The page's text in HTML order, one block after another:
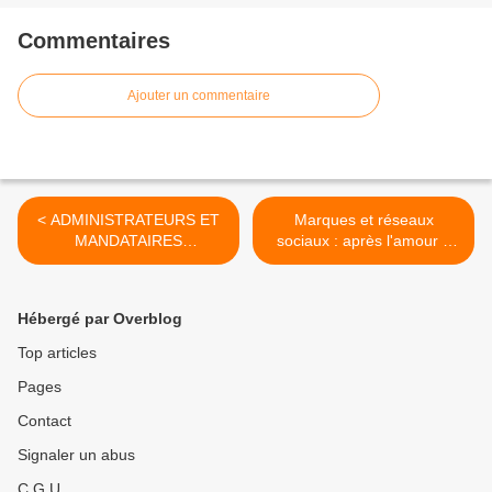
Commentaires
Ajouter un commentaire
< ADMINISTRATEURS ET
MANDATAIRES
JUDICIAIRES VÉREUX
Marques et réseaux
sociaux : après l'amour à
la... >
Hébergé par Overblog
Top articles
Pages
Contact
Signaler un abus